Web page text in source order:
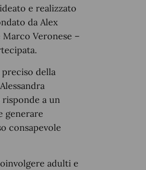
e realizzato
da Alex
Veronese –
della
a un
generare
consapevole
adulti e